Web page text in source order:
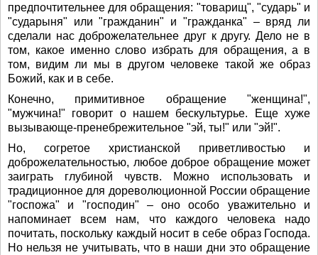
предпочтительнее для обращения: "товарищ", "сударь" и
"сударыня" или "гражданин" и "гражданка" – вряд ли
сделали нас доброжелательнее друг к другу. Дело не в
том, какое именно слово избрать для обращения, а в
том, видим ли мы в другом человеке такой же образ
Божий, как и в себе.
Конечно, примитивное обращение "женщина!",
"мужчина!" говорит о нашем бескультурье. Еще хуже
вызывающе-пренебрежительное "эй, ты!" или "эй!".
Но, согретое христианской приветливостью и
доброжелательностью, любое доброе обращение может
заиграть глубиной чувств. Можно использовать и
традиционное для дореволюционной России обращение
"госпожа" и "господин" – оно особо уважительно и
напоминает всем нам, что каждого человека надо
почитать, поскольку каждый носит в себе образ Господа.
Но нельзя не учитывать, что в наши дни это обращение